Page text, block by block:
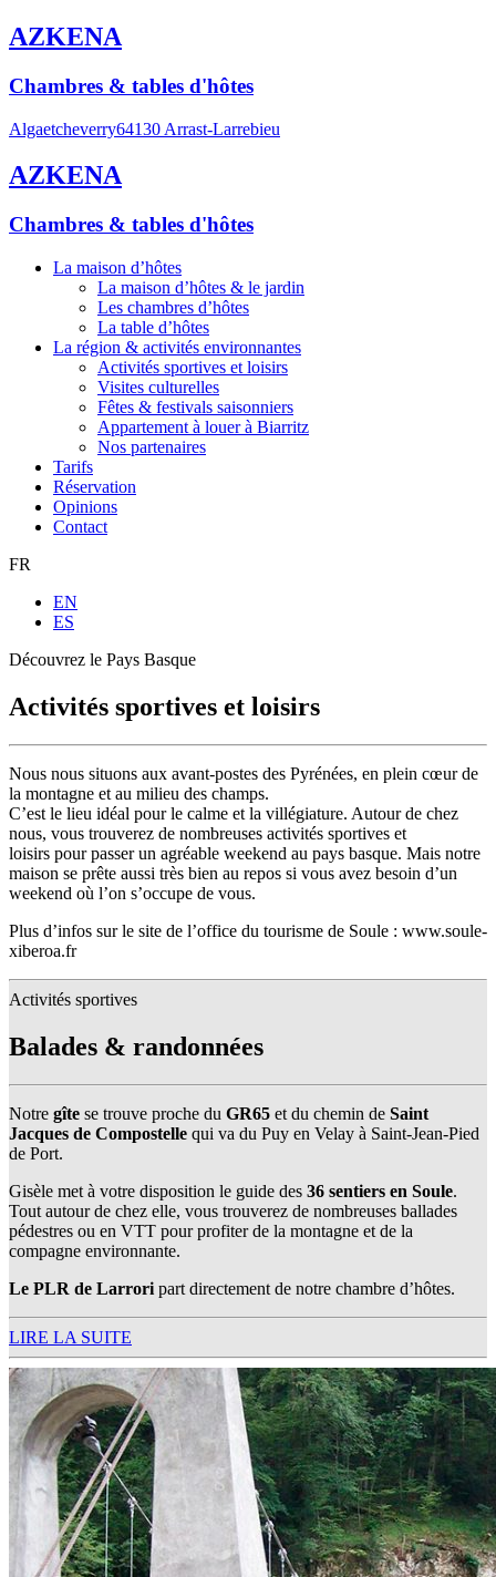
AZKENA
Chambres & tables d'hôtes
Algaetcheverry64130 Arrast-Larrebieu
AZKENA
Chambres & tables d'hôtes
La maison d’hôtes
La maison d’hôtes & le jardin
Les chambres d’hôtes
La table d’hôtes
La région & activités environnantes
Activités sportives et loisirs
Visites culturelles
Fêtes & festivals saisonniers
Appartement à louer à Biarritz
Nos partenaires
Tarifs
Réservation
Opinions
Contact
FR
EN
ES
Découvrez le Pays Basque
Activités sportives et loisirs
Nous nous situons aux avant-postes des Pyrénées, en plein cœur de
la montagne et au milieu des champs.
C’est le lieu idéal pour le calme et la villégiature. Autour de chez
nous, vous trouverez de nombreuses activités sportives et
loisirs pour passer un agréable weekend au pays basque. Mais notre
maison se prête aussi très bien au repos si vous avez besoin d’un
weekend où l’on s’occupe de vous.
Plus d’infos sur le site de l’office du tourisme de Soule : www.soule-
xiberoa.fr
Activités sportives
Balades & randonnées
Notre gîte se trouve proche du GR65 et du chemin de Saint
Jacques de Compostelle qui va du Puy en Velay à Saint-Jean-Pied
de Port.
Gisèle met à votre disposition le guide des 36 sentiers en Soule.
Tout autour de chez elle, vous trouverez de nombreuses ballades
pédestres ou en VTT pour profiter de la montagne et de la
compagne environnante.
Le PLR de Larrori part directement de notre chambre d’hôtes.
LIRE LA SUITE